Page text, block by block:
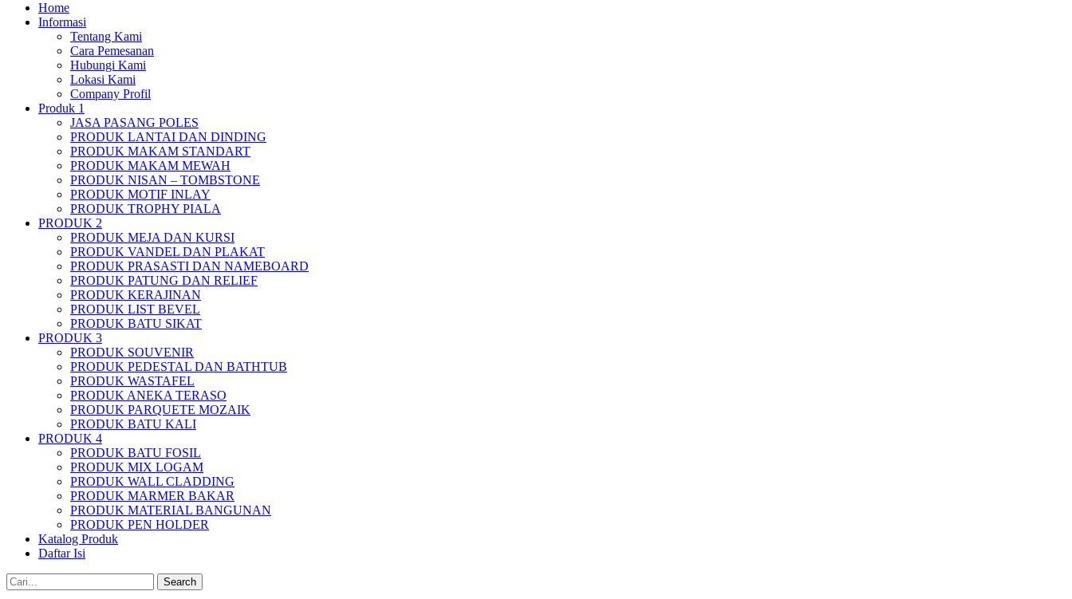
Home
Informasi
Tentang Kami
Cara Pemesanan
Hubungi Kami
Lokasi Kami
Company Profil
Produk 1
JASA PASANG POLES
PRODUK LANTAI DAN DINDING
PRODUK MAKAM STANDART
PRODUK MAKAM MEWAH
PRODUK NISAN – TOMBSTONE
PRODUK MOTIF INLAY
PRODUK TROPHY PIALA
PRODUK 2
PRODUK MEJA DAN KURSI
PRODUK VANDEL DAN PLAKAT
PRODUK PRASASTI DAN NAMEBOARD
PRODUK PATUNG DAN RELIEF
PRODUK KERAJINAN
PRODUK LIST BEVEL
PRODUK BATU SIKAT
PRODUK 3
PRODUK SOUVENIR
PRODUK PEDESTAL DAN BATHTUB
PRODUK WASTAFEL
PRODUK ANEKA TERASO
PRODUK PARQUETE MOZAIK
PRODUK BATU KALI
PRODUK 4
PRODUK BATU FOSIL
PRODUK MIX LOGAM
PRODUK WALL CLADDING
PRODUK MARMER BAKAR
PRODUK MATERIAL BANGUNAN
PRODUK PEN HOLDER
Katalog Produk
Daftar Isi
Search